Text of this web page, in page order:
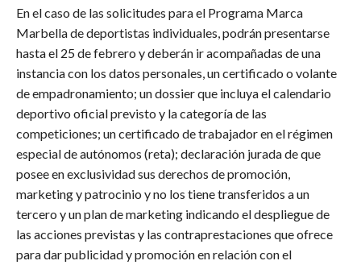
En el caso de las solicitudes para el Programa Marca
Marbella de deportistas individuales, podrán presentarse
hasta el 25 de febrero y deberán ir acompañadas de una
instancia con los datos personales, un certificado o volante
de empadronamiento; un dossier que incluya el calendario
deportivo oficial previsto y la categoría de las
competiciones; un certificado de trabajador en el régimen
especial de autónomos (reta); declaración jurada de que
posee en exclusividad sus derechos de promoción,
marketing y patrocinio y no los tiene transferidos a un
tercero y un plan de marketing indicando el despliegue de
las acciones previstas y las contraprestaciones que ofrece
para dar publicidad y promoción en relación con el